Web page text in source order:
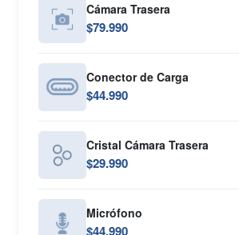
Cámara Trasera
$79.990
Conector de Carga
$44.990
Cristal Cámara Trasera
$29.990
Micrófono
$44.990